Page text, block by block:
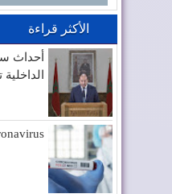
الأكثر قراءة
أحداث